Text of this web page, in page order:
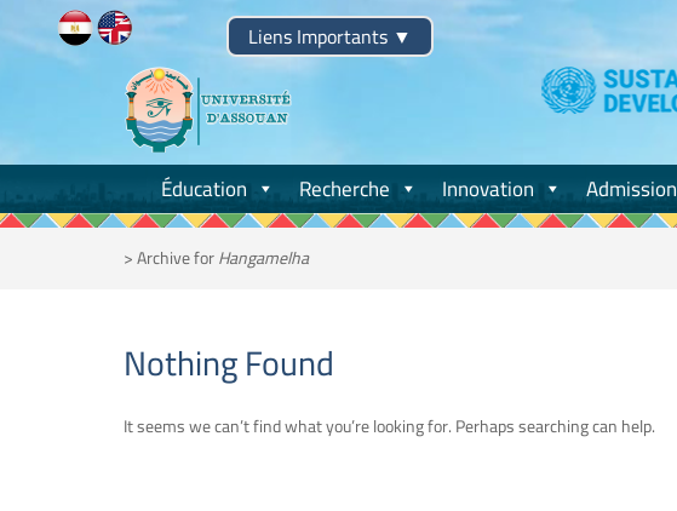
Liens Importants ▼
Skip
to
content
Éducation Recherche Innovation Admission
>Archive forHangamelha
Nothing Found
It seems we can’t find what you’re looking for. Perhaps searching can help.